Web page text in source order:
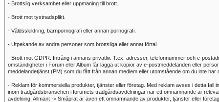
- Brottslig verksamhet eller uppmaning till brott.
- Brott mot tystnadsplikt.
- Våldsskildring, barnpornografi eller annan pornografi.
- Utpekande av andra personer som brottsliga eller annat förtal.
- Brott mot GDPR. Intrång i annans privatliv. T.ex. adresser, telefonnummer och e-
omständigheter i Forum eller Album får lägga ut kopior av e-postmeddelanden eller
meddelandetjänst (PM) som du fått från annan medlem eller utomstående om du inte
- Reklam för kommersiella produkter, tjänster eller företag. Med reklam avses i detta fall
inom trädgårdsbranschen i forumets trädgårdsavdelningar när ett omnämnande är
avdelning; Allmänt -> Småprat är även ett omnämnande av produkter, tjänster eller